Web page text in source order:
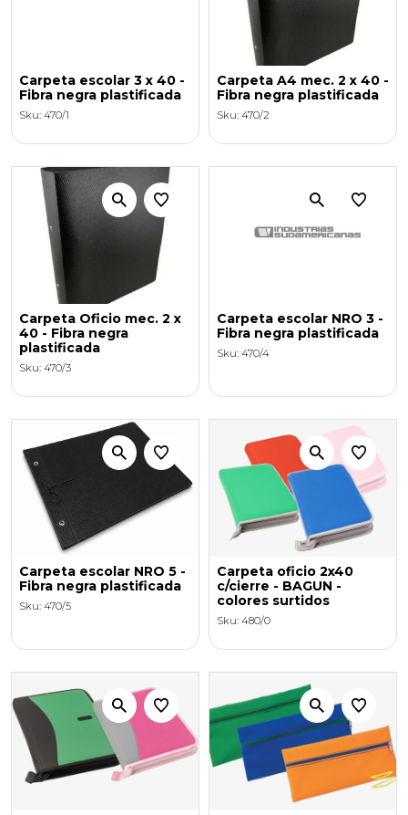
Carpeta escolar 3 x 40 -
Fibra negra plastificada
Sku: 470/1
Carpeta A4 mec. 2 x 40 -
Fibra negra plastificada
Sku: 470/2
Carpeta Oficio mec. 2 x
40 - Fibra negra
plastificada
Sku: 470/3
Carpeta escolar NRO 3 -
Fibra negra plastificada
Sku: 470/4
Carpeta escolar NRO 5 -
Fibra negra plastificada
Sku: 470/5
Carpeta oficio 2x40
c/cierre - BAGUN -
colores surtidos
Sku: 480/0